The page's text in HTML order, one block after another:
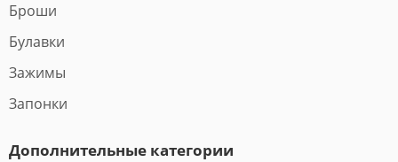
Броши
Булавки
Зажимы
Запонки
Дополнительные категории